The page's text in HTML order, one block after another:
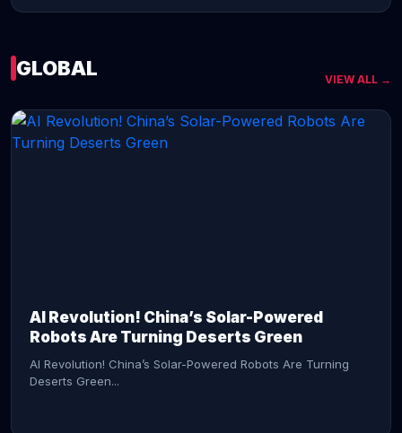
GLOBAL VIEW ALL →
AI Revolution! China’s Solar-Powered
Robots Are Turning Deserts Green
AI Revolution! China’s Solar-Powered Robots Are Turning
Deserts Green...